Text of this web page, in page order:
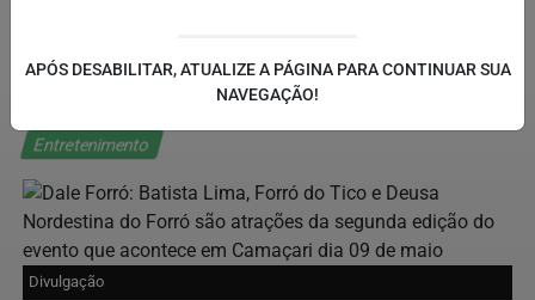
Entretenimento
Divulgação
APÓS DESABILITAR, ATUALIZE A PÁGINA PARA CONTINUAR SUA
NAVEGAÇÃO!